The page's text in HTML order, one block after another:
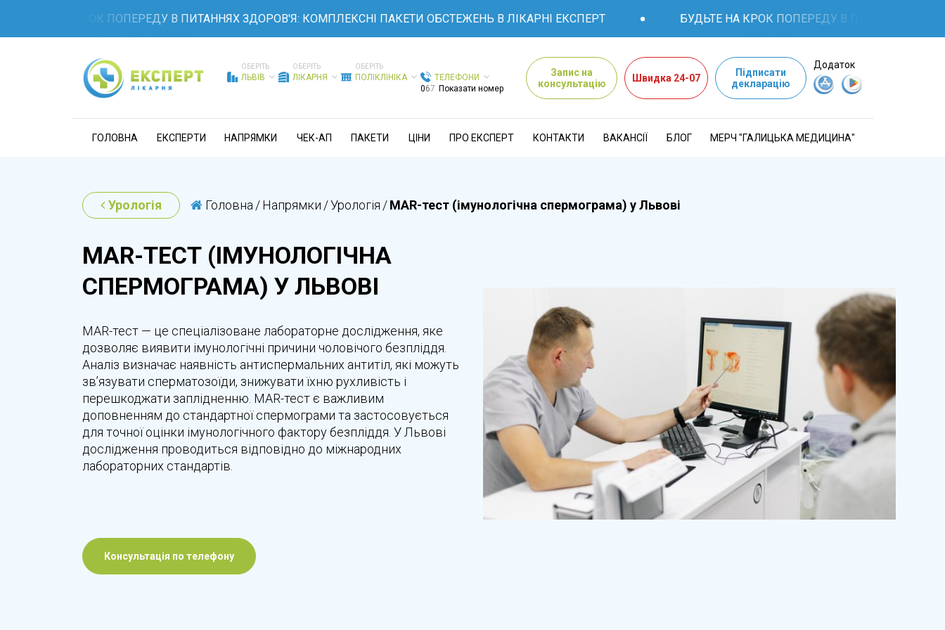
НА КРОК ПОПЕРЕДУ В ПИТАННЯХ ЗДОРОВ'Я: КОМПЛЕКСНІ ПАКЕТИ ОБСТЕЖЕНЬ В ЛІКАРНІ ЕКСПЕРТ БУДЬТЕ НА КРОК ПОПЕРЕДУ В ПИТАННЯХ
ОБЕРІТЬ
ЛЬВІВ
ОБЕРІТЬ
ЛІКАРНЯ
ОБЕРІТЬ
ПОЛІКЛІНІКА
ТЕЛЕФОНИ
067 Показати номер
Запис на
консультацію
Швидка 24-07
Підписати
декларацію
Додаток
ГОЛОВНА ЕКСПЕРТИ НАПРЯМКИ ЧЕК-АП ПАКЕТИ ЦІНИ ПРО ЕКСПЕРТ КОНТАКТИ ВАКАНСІЇ БЛОГ МЕРЧ "ГАЛИЦЬКА МЕДИЦИНА"
Урологія Головна /Напрямки /Урологія /MAR-тест (імунологічна спермограма) у Львові
MAR-ТЕСТ (ІМУНОЛОГІЧНА
СПЕРМОГРАМА) У ЛЬВОВІ
MAR-тест — це спеціалізоване лабораторне дослідження, яке
дозволяє виявити імунологічні причини чоловічого безпліддя.
Аналіз визначає наявність антиспермальних антитіл, які можуть
зв’язувати сперматозоїди, знижувати їхню рухливість і
перешкоджати заплідненню. MAR-тест є важливим
доповненням до стандартної спермограми та застосовується
для точної оцінки імунологічного фактору безпліддя. У Львові
дослідження проводиться відповідно до міжнародних
лабораторних стандартів.
Консультація по телефону